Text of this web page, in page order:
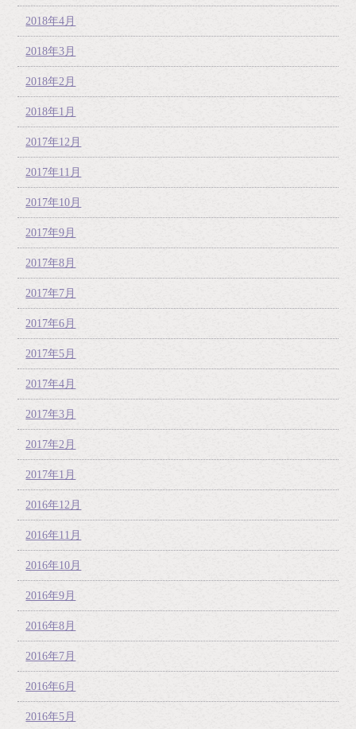
2018年4月
2018年3月
2018年2月
2018年1月
2017年12月
2017年11月
2017年10月
2017年9月
2017年8月
2017年7月
2017年6月
2017年5月
2017年4月
2017年3月
2017年2月
2017年1月
2016年12月
2016年11月
2016年10月
2016年9月
2016年8月
2016年7月
2016年6月
2016年5月